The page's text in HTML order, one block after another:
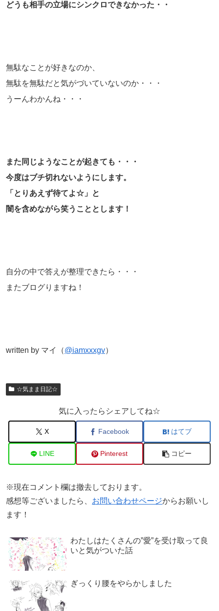
どうも相手の立場にシンクロできなかった・・
無駄なことが好きなのか、
無駄を無駄だと気がづいていないのか・・・
うーんわかんね・・・
また同じようなことが起きても・・・
今度はブチ切れないようにします。
「とりあえず待てよ☆」と
闇を含めながら笑うこととします！
自分の中で答えが整理できたら・・・
またブログりますね！
written by マイ（@iamxxxgv）
☆気まま日記☆
気に入ったらシェアしてね☆
X Facebook はてブ
LINE Pinterest コピー
※現在コメント欄は撤去しております。
感想等ございましたら、 お問い合わせページからお願いし
ます！
わたしはたくさんの”愛”を受け取って良
いと気がついた話
ぎっくり腰をやらかしました